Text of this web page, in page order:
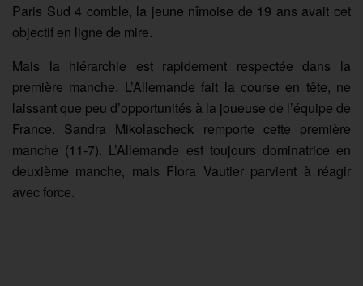
Paris Sud 4 comble, la jeune nîmoise de 19 ans avait cet
objectif en ligne de mire.
Mais la hiérarchie est rapidement respectée dans la
première manche. L’Allemande fait la course en tête, ne
laissant que peu d’opportunités à la joueuse de l’équipe de
France. Sandra Mikolascheck remporte cette première
manche (11-7). L’Allemande est toujours dominatrice en
deuxième manche, mais Flora Vautier parvient à réagir
avec force.